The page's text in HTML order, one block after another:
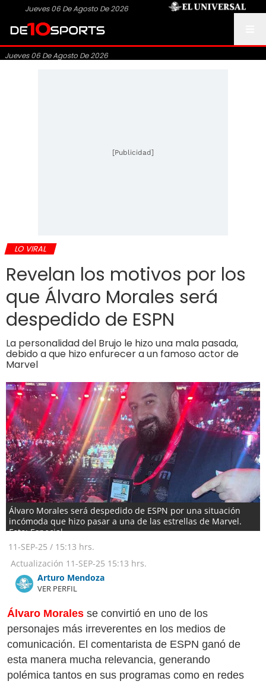
Jueves 06 De Agosto De 2026
Jueves 06 De Agosto De 2026
[Publicidad]
LO VIRAL
Revelan los motivos por los
que Álvaro Morales será
despedido de ESPN
La personalidad del Brujo le hizo una mala pasada,
debido a que hizo enfurecer a un famoso actor de
Marvel
Álvaro Morales será despedido de ESPN por una situación
incómoda que hizo pasar a una de las estrellas de Marvel.
Foto: Especial
11-SEP-25 / 15:13 hrs.
Actualización 11-SEP-25 15:13 hrs.
Arturo Mendoza
VER PERFIL
Álvaro Morales se convirtió en uno de los
personajes más irreverentes en los medios de
comunicación. El comentarista de ESPN ganó de
esta manera mucha relevancia, generando
polémica tantos en sus programas como en redes